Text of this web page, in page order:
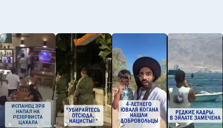
ИСПАНЕЦ ЗРЯ
НАПАЛ НА
РЕЗЕРВИСТА
ЦАХАЛА